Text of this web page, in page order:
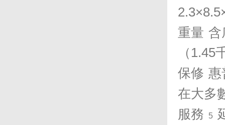
重量 含
（ 1.45
保修 惠
在大多
服務
5